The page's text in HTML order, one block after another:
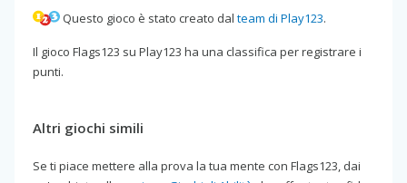
Questo gioco è stato creato dal team di Play123.
Il gioco Flags123 su Play123 ha una classifica per registrare i
punti.
Altri giochi simili
Se ti piace mettere alla prova la tua mente con Flags123, dai